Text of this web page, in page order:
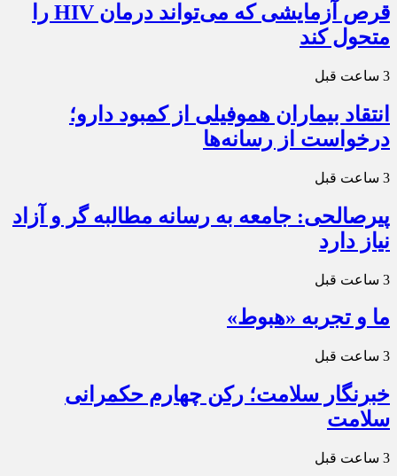
قرص آزمایشی که می‌تواند درمان HIV را
متحول کند
3 ساعت قبل
انتقاد بیماران هموفیلی از کمبود دارو؛
درخواست از رسانه‌ها
3 ساعت قبل
پیرصالحی: جامعه به رسانه مطالبه گر و آزاد
نیاز دارد
3 ساعت قبل
ما و تجربه «هبوط»
3 ساعت قبل
خبرنگار سلامت؛ رکن چهارم حکمرانی
سلامت
3 ساعت قبل